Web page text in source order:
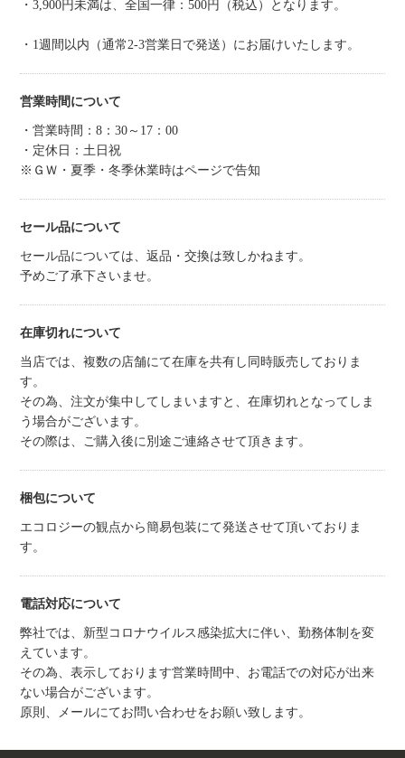
・3,900円未満は、全国一律：500円（税込）となります。
・1週間以内（通常2-3営業日で発送）にお届けいたします。
営業時間について
・営業時間：8：30～17：00
・定休日：土日祝
※ＧＷ・夏季・冬季休業時はページで告知
セール品について
セール品については、返品・交換は致しかねます。
予めご了承下さいませ。
在庫切れについて
当店では、複数の店舗にて在庫を共有し同時販売しておりま
す。
その為、注文が集中してしまいますと、在庫切れとなってしま
う場合がございます。
その際は、ご購入後に別途ご連絡させて頂きます。
梱包について
エコロジーの観点から簡易包装にて発送させて頂いておりま
す。
電話対応について
弊社では、新型コロナウイルス感染拡大に伴い、勤務体制を変
えています。
その為、表示しております営業時間中、お電話での対応が出来
ない場合がございます。
原則、メールにてお問い合わせをお願い致します。